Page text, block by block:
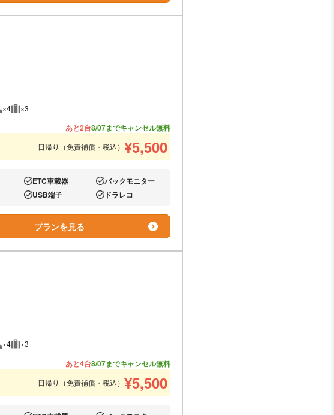
推奨人数
×4 推奨荷物
×3
あと2台8/07までキャンセル無料
日帰り（免責補償・税込） ¥5,500
あり:ETC車載器 あり:バックモニター
あり:USB端子 あり:ドラレコ
プランを見る
推奨人数
×4 推奨荷物
×3
あと4台8/07までキャンセル無料
日帰り（免責補償・税込） ¥5,500